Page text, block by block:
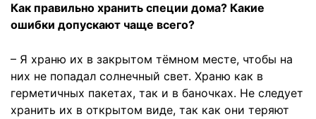
Как правильно хранить специи дома? Какие
ошибки допускают чаще всего?
– Я храню их в закрытом тёмном месте, чтобы на
них не попадал солнечный свет. Храню как в
герметичных пакетах, так и в баночках. Не следует
хранить их в открытом виде, так как они теряют